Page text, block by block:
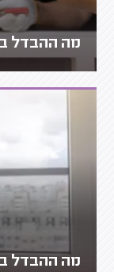
מה ההבדל בין
מה ההבדל